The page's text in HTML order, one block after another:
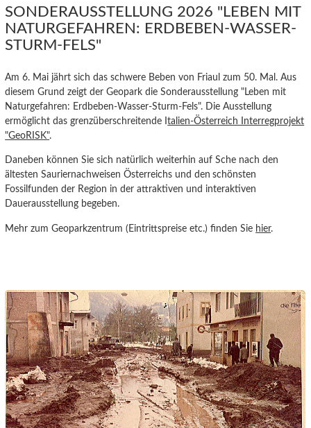
SONDERAUSSTELLUNG 2026 "LEBEN MIT
NATURGEFAHREN: ERDBEBEN-WASSER-
STURM-FELS"
Am 6. Mai jährt sich das schwere Beben von Friaul zum 50. Mal. Aus
diesem Grund zeigt der Geopark die Sonderausstellung "Leben mit
Naturgefahren: Erdbeben-Wasser-Sturm-Fels". Die Ausstellung
ermöglicht das grenzüberschreitende Italien-Österreich Interregprojekt
"GeoRISK".
Daneben können Sie sich natürlich weiterhin auf Sche nach den
ältesten Sauriernachweisen Österreichs und den schönsten
Fossilfunden der Region in der attraktiven und interaktiven
Dauerausstellung begeben.
Mehr zum Geoparkzentrum (Eintrittspreise etc.) finden Sie hier.